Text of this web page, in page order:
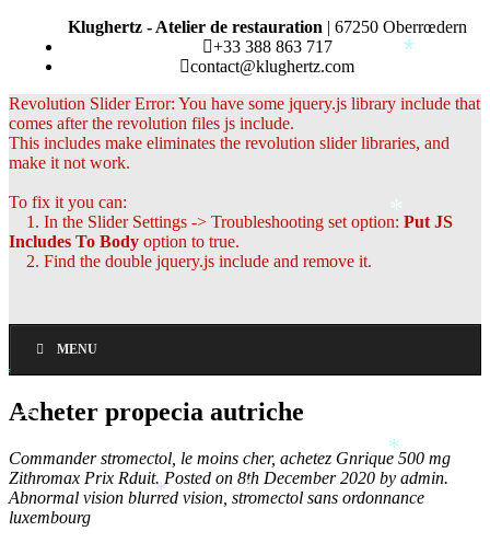
Klughertz - Atelier de restauration | 67250 Oberrœdern
+33 388 863 717
contact@klughertz.com
Revolution Slider Error: You have some jquery.js library include that
comes after the revolution files js include.
This includes make eliminates the revolution slider libraries, and
make it not work.
To fix it you can:
1. In the Slider Settings -> Troubleshooting set option: Put JS
Includes To Body option to true.
2. Find the double jquery.js include and remove it.
MENU
Acheter propecia autriche
Commander stromectol, le moins cher, achetez Gnrique 500 mg
Zithromax Prix Rduit. Posted on 8th December 2020 by admin.
Abnormal vision blurred vision, stromectol sans ordonnance
luxembourg
*
*
*
*